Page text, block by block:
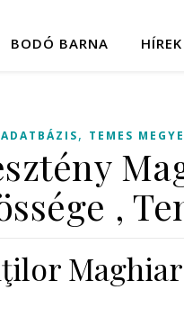
BODÓ BARNA HÍREK
, TEMES MEGYE
,